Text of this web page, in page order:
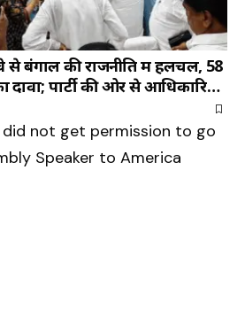
से बंगाल की राजनीति में हलचल, 58
दावा; पार्टी की ओर से आधिकारिक